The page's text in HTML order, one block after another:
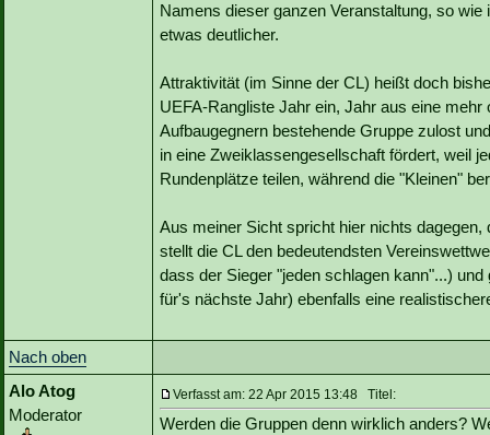
Namens dieser ganzen Veranstaltung, so
etwas deutlicher.
Attraktivität (im Sinne der CL) heißt doch
UEFA-Rangliste Jahr ein, Jahr aus eine
Aufbaugegnern bestehende Gruppe zulost
in eine Zweiklassengesellschaft fördert, weil
Rundenplätze teilen, während die "Kleinen"
Aus meiner Sicht spricht hier nichts
stellt die CL den bedeutendsten
dass der Sieger "jeden schlagen kann"...)
für's nächste Jahr) ebenfalls eine
Nach oben
Alo Atog
Moderator
Verfasst am: 22 Apr 2015 13:48 Titel:
Werden die Gruppen denn wirklich anders?